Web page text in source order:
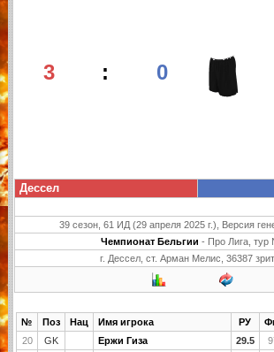
3 : 0
Дессел
39 сезон, 61 ИД (29 апреля 2025 г.), Версия
Чемпионат Бельгии - Про Лига,
г. Дессел, ст. Арман Мелис, 36387
№ Поз Нац Имя игрока РУ
20
GK Ержи Гиза 29.5